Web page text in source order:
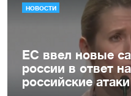
НОВОСТИ
ЕС ввел новые
россии в ответ
российские атаки